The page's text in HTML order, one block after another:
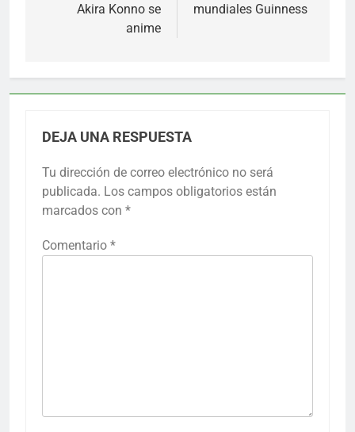
Akira Konno se
anime
mundiales Guinness
DEJA UNA RESPUESTA
Tu dirección de correo electrónico no será
publicada. Los campos obligatorios están
marcados con *
Comentario *